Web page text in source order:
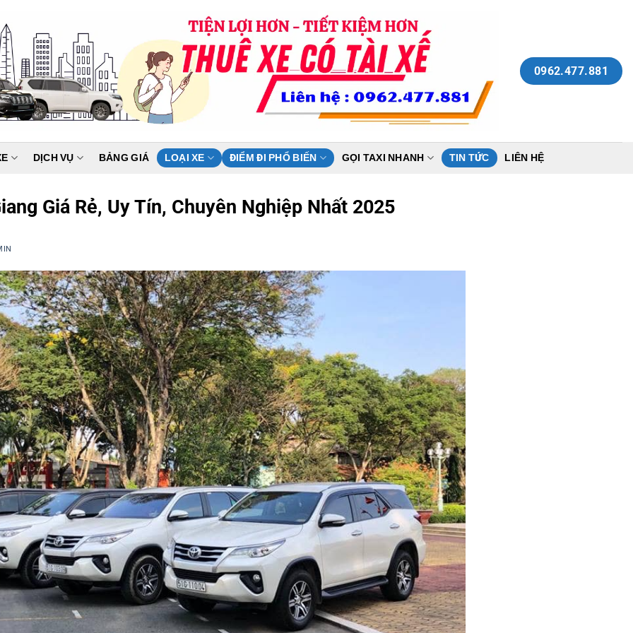
0962.477.881
DỊCH VỤ BẢNG GIÁ LOẠI XE ĐIỂM ĐI PHỔ BIẾN GỌI TAXI NHANH TIN TỨC LIÊN HỆ
Giá Rẻ, Uy Tín, Chuyên Nghiệp Nhất 2025